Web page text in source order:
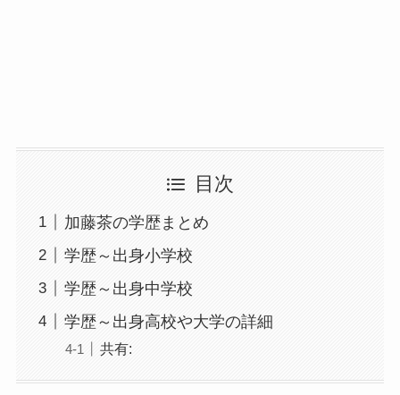
目次
加藤茶の学歴まとめ
学歴～出身小学校
学歴～出身中学校
学歴～出身高校や大学の詳細
共有: